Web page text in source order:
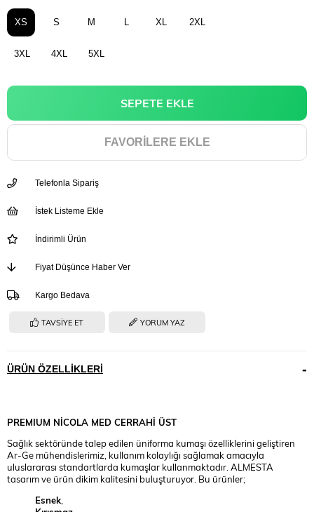
XS S M L XL 2XL
3XL 4XL 5XL
FAVORILERE EKLE
Telefonla Sipariş
İstek Listeme Ekle
İndirimli Ürün
Fiyat Düşünce Haber Ver
Kargo Bedava
TAVSIYE ET YORUM YAZ
ÜRÜN ÖZELLIKLERI
PREMIUM NİCOLA MED CERRAHİ ÜST
Sağlık sektöründe talep edilen üniforma kumaşı özelliklerini geliştiren
Ar-Ge mühendislerimiz, kullanım kolaylığı sağlamak amacıyla
uluslararası standartlarda kumaşlar kullanmaktadır. ALMESTA
tasarım ve ürün dikim kalitesini buluşturuyor. Bu ürünler;
Esnek